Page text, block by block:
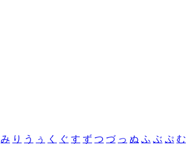
み り う ぅ く ぐ す ず つ づ っ ぬ ふ ぶ ぷ む